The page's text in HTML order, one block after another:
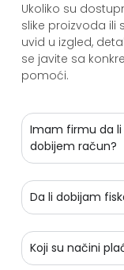
Ukoliko su
slike proizvoda ili
uvid u izgled,
se javite sa
pomoći.
Imam firmu da
dobijem račun?
Da li dobijam
Koji su načini